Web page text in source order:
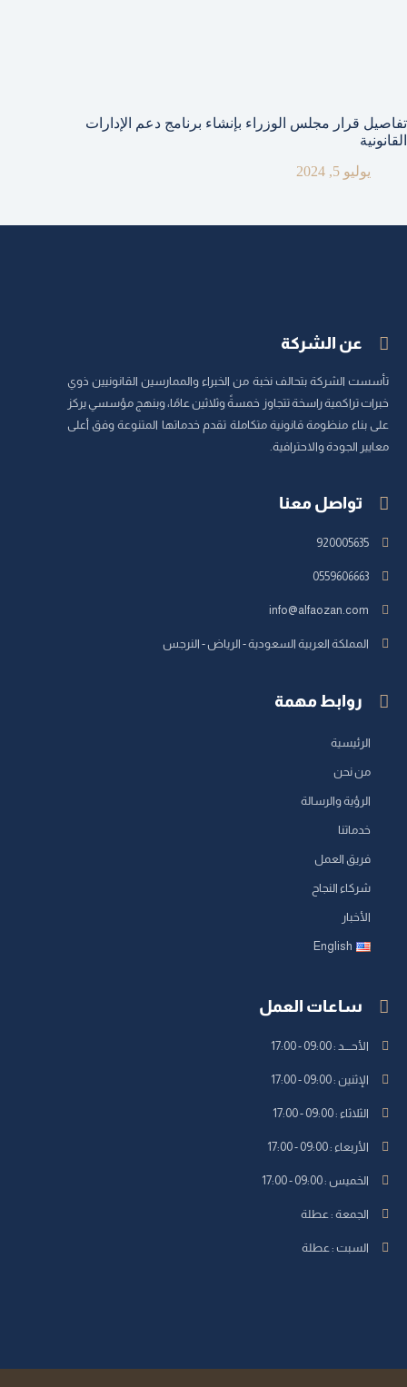
تفاصيل قرار مجلس الوزراء بإنشاء برنامج دعم الإدارات
القانونية
يوليو 5, 2024
عن الشركة
تأسست الشركة بتحالف نخبة من الخبراء والممارسين القانونيين ذوي
خبرات تراكمية راسخة تتجاوز خمسةً وثلاثين عامًا، وبنهج مؤسسي يركز
على بناء منظومة قانونية متكاملة تقدم خدماتها المتنوعة وفق أعلى
معايير الجودة والاحترافية.
تواصل معنا
920005635
0559606663
info@alfaozan.com
المملكة العربية السعودية - الرياض - النرجس
روابط مهمة
الرئيسية
من نحن
الرؤية والرسالة
خدماتنا
فريق العمل
شركاء النجاح
الأخبار
English
ساعات العمل
الأحــــد : 09:00 - 17:00
الإثنين : 09:00 - 17:00
الثلاثاء : 09:00 - 17:00
الأربعاء : 09:00 - 17:00
الخميس : 09:00 - 17:00
الجمعة : عطلة
السبت : عطلة